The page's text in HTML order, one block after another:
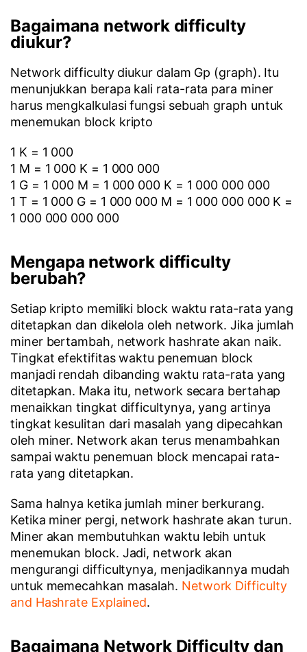
Bagaimana network difficulty
diukur?
Network difficulty diukur dalam Gp (graph). Itu
menunjukkan berapa kali rata-rata para miner
harus mengkalkulasi fungsi sebuah graph untuk
menemukan block kripto
1 K = 1 000
1 M = 1 000 K = 1 000 000
1 G = 1 000 M = 1 000 000 K = 1 000 000 000
1 T = 1 000 G = 1 000 000 M = 1 000 000 000 K =
1 000 000 000 000
Mengapa network difficulty
berubah?
Setiap kripto memiliki block waktu rata-rata yang
ditetapkan dan dikelola oleh network. Jika jumlah
miner bertambah, network hashrate akan naik.
Tingkat efektifitas waktu penemuan block
manjadi rendah dibanding waktu rata-rata yang
ditetapkan. Maka itu, network secara bertahap
menaikkan tingkat difficultynya, yang artinya
tingkat kesulitan dari masalah yang dipecahkan
oleh miner. Network akan terus menambahkan
sampai waktu penemuan block mencapai rata-
rata yang ditetapkan.
Sama halnya ketika jumlah miner berkurang.
Ketika miner pergi, network hashrate akan turun.
Miner akan membutuhkan waktu lebih untuk
menemukan block. Jadi, network akan
mengurangi difficultynya, menjadikannya mudah
untuk memecahkan masalah. Network Difficulty
and Hashrate Explained.
Bagaimana Network Difficulty dan